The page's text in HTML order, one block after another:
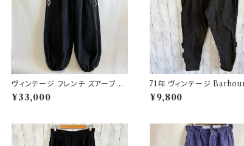
ヴィンテージ フレンチ ズアーブパ
ンツ ミリタリー フランス軍 フレン
チアンティーク
¥33,000
71年 ヴィンテージ
グ インターナショナルパンツ
ルドパンツ Barbour
¥9,800